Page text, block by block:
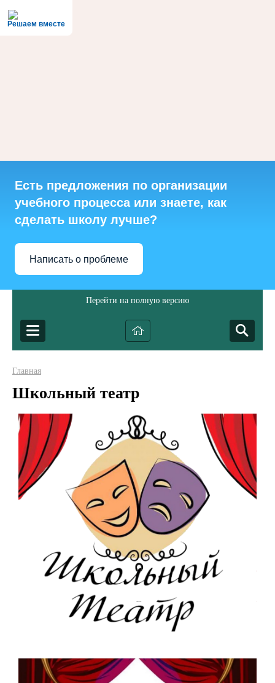
Решаем вместе
Есть предложения по организации
учебного процесса или знаете, как
сделать школу лучше?
Написать о проблеме
Перейти на полную версию
Главная
Школьный театр